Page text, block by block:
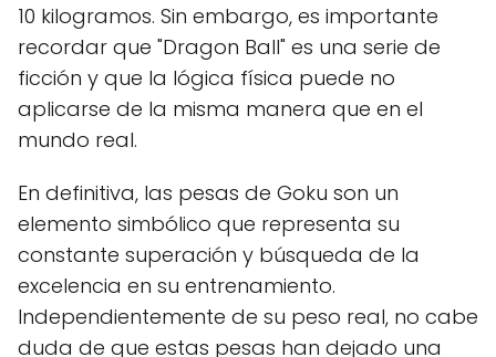
10 kilogramos. Sin embargo, es importante
recordar que "Dragon Ball" es una serie de
ficción y que la lógica física puede no
aplicarse de la misma manera que en el
mundo real.
En definitiva, las pesas de Goku son un
elemento simbólico que representa su
constante superación y búsqueda de la
excelencia en su entrenamiento.
Independientemente de su peso real, no cabe
duda de que estas pesas han dejado una